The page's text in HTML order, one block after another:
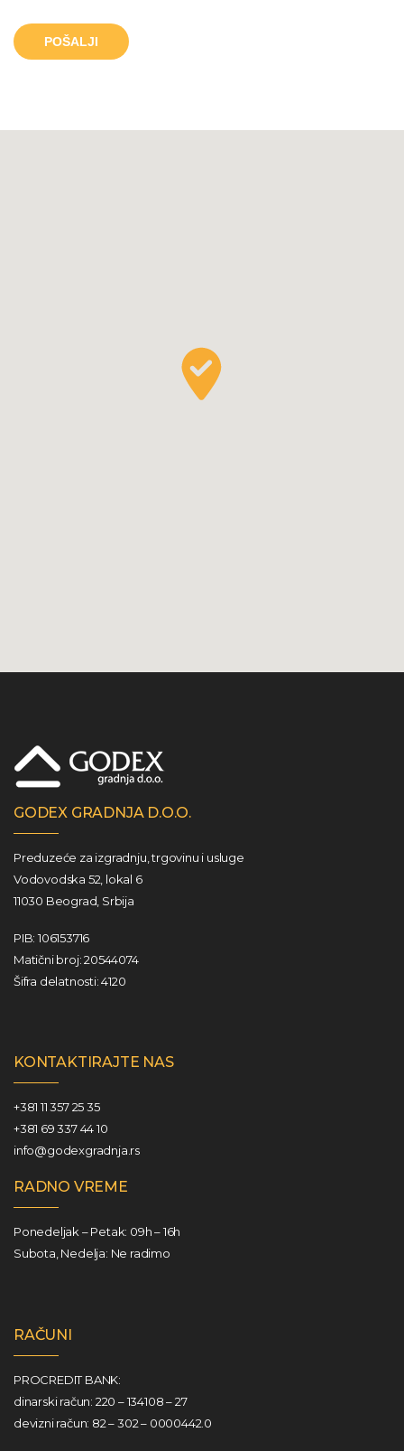
GODEX GRADNJA D.O.O.
Preduzeće za izgradnju, trgovinu i usluge
Vodovodska 52, lokal 6
11030 Beograd, Srbija
PIB: 106153716
Matični broj: 20544074
Šifra delatnosti: 4120
KONTAKTIRAJTE NAS
+381 11 357 25 35
+381 69 337 44 10
info@godexgradnja.rs
RADNO VREME
Ponedeljak – Petak: 09h – 16h
Subota, Nedelja: Ne radimo
RAČUNI
PROCREDIT BANK:
dinarski račun: 220 – 134108 – 27
devizni račun: 82 – 302 – 0000442.0